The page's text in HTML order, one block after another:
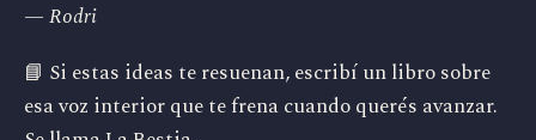
— Rodri
📘 Si estas ideas te resuenan, escribí un libro sobre
esa voz interior que te frena cuando querés avanzar.